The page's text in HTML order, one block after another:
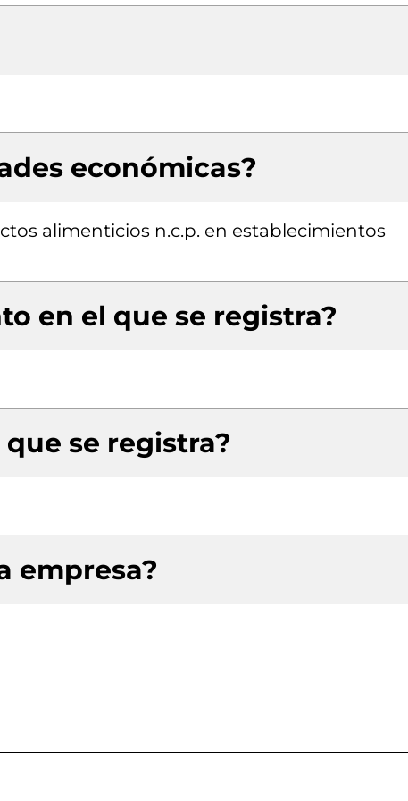
económicas?
alimenticios n.c.p. en establecimientos
en el que se registra?
se registra?
empresa?